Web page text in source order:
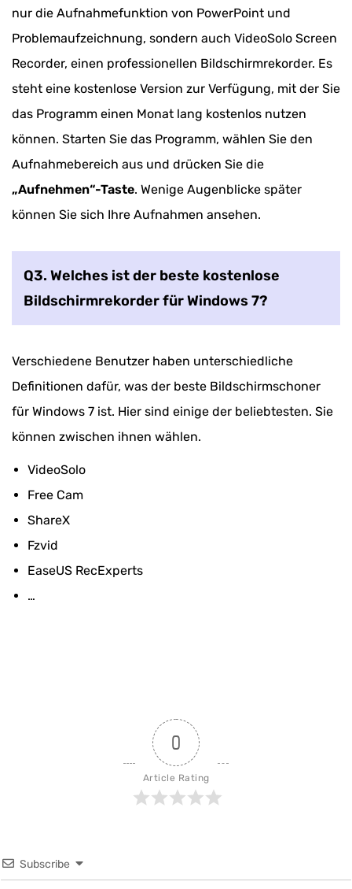
nur die Aufnahmefunktion von PowerPoint und
Problemaufzeichnung, sondern auch VideoSolo Screen
Recorder, einen professionellen Bildschirmrekorder. Es
steht eine kostenlose Version zur Verfügung, mit der Sie
das Programm einen Monat lang kostenlos nutzen
können. Starten Sie das Programm, wählen Sie den
Aufnahmebereich aus und drücken Sie die
„Aufnehmen“-Taste. Wenige Augenblicke später
können Sie sich Ihre Aufnahmen ansehen.
Q3. Welches ist der beste kostenlose
Bildschirmrekorder für Windows 7?
Verschiedene Benutzer haben unterschiedliche
Definitionen dafür, was der beste Bildschirmschoner
für Windows 7 ist. Hier sind einige der beliebtesten. Sie
können zwischen ihnen wählen.
VideoSolo
Free Cam
ShareX
Fzvid
EaseUS RecExperts
…
0
Article Rating
Subscribe